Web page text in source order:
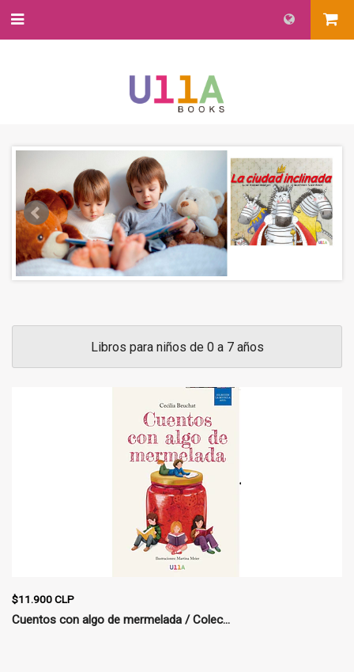
Libros para niños de 0 a 7 años
$11.900 CLP
Cuentos con algo de mermelada / Colec...